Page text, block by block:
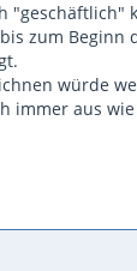
"geschäftlich"
zum Beginn
würde
immer aus